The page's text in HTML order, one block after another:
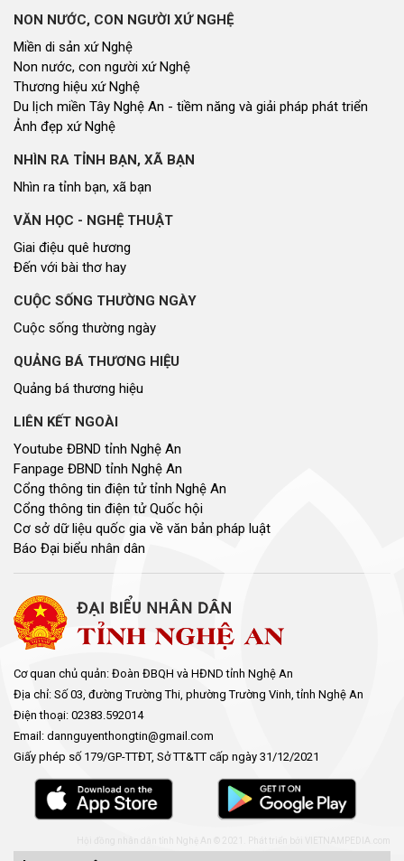
NON NƯỚC, CON NGƯỜI XỨ NGHỆ
Miền di sản xứ Nghệ
Non nước, con người xứ Nghệ
Thương hiệu xứ Nghệ
Du lịch miền Tây Nghệ An - tiềm năng và giải pháp phát triển
Ảnh đẹp xứ Nghệ
NHÌN RA TỈNH BẠN, XÃ BẠN
Nhìn ra tỉnh bạn, xã bạn
VĂN HỌC - NGHỆ THUẬT
Giai điệu quê hương
Đến với bài thơ hay
CUỘC SỐNG THƯỜNG NGÀY
Cuộc sống thường ngày
QUẢNG BÁ THƯƠNG HIỆU
Quảng bá thương hiệu
LIÊN KẾT NGOÀI
Youtube ĐBND tỉnh Nghệ An
Fanpage ĐBND tỉnh Nghệ An
Cổng thông tin điện tử tỉnh Nghệ An
Cổng thông tin điện tử Quốc hội
Cơ sở dữ liệu quốc gia về văn bản pháp luật
Báo Đại biểu nhân dân
Cơ quan chủ quản: Đoàn ĐBQH và HĐND tỉnh Nghệ An
Địa chỉ: Số 03, đường Trường Thi, phường Trường Vinh, tỉnh Nghệ An
Điện thoại: 02383.592014
Email: dannguyenthongtin@gmail.com
Giấy phép số 179/GP-TTĐT, Sở TT&TT cấp ngày 31/12/2021
Hội đồng nhân dân tỉnh Nghệ An © 2021. Phát triển bởi